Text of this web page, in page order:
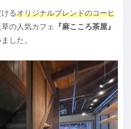
るオリジナルブレンドのコーヒ
の人気カフェ
『麻こころ茶屋』
した。